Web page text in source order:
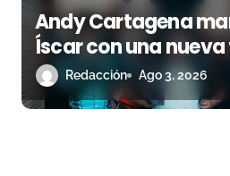
Andy Cartagena
Íscar con una
triunfoRedacción Ago 3, 2026